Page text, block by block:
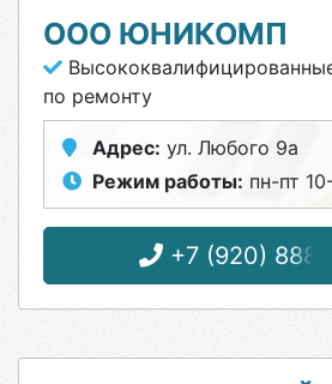
ООО ЮНИКОМП
по ремонту
Адрес: ул. Любого 9а
Режим работы: пн-пт
+7 (920) 888-